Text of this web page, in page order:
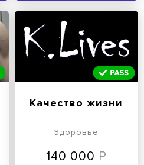
Качество жизни
Здоровье
140 000